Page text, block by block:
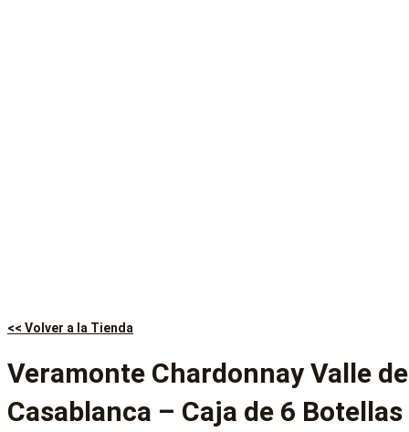
<< Volver a la Tienda
Veramonte Chardonnay Valle de
Casablanca – Caja de 6 Botellas